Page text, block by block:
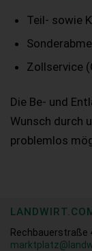
Teil- sowie
Zollservice
Die Be- und
Wunsch durch
problemlos
Rechbauerstraße